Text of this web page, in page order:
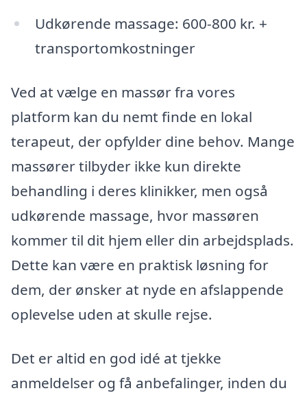
Udkørende massage: 600-800 kr. +
transportomkostninger
Ved at vælge en massør fra vores
platform kan du nemt finde en lokal
terapeut, der opfylder dine behov. Mange
massører tilbyder ikke kun direkte
behandling i deres klinikker, men også
udkørende massage, hvor massøren
kommer til dit hjem eller din arbejdsplads.
Dette kan være en praktisk løsning for
dem, der ønsker at nyde en afslappende
oplevelse uden at skulle rejse.
Det er altid en god idé at tjekke
anmeldelser og få anbefalinger, inden du